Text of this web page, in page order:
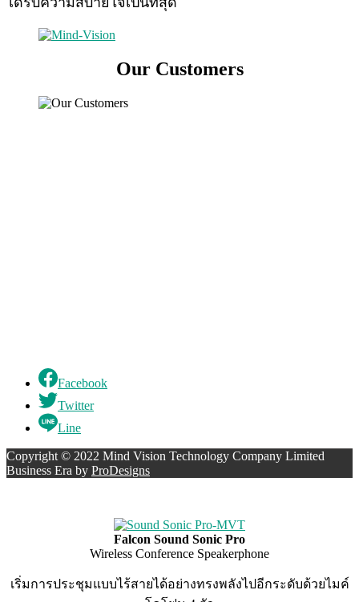
Our Customers
Facebook
Twitter
Line
Copyright © 2022 Mind Vision Technology Company Limited
Business Era by ProDesigns
Falcon Sound Sonic Pro
Wireless Conference Speakerphone
เริ่มการประชุมแบบไร้สายได้อย่างทรงพลังไปอีกระดับด้วยไมค์